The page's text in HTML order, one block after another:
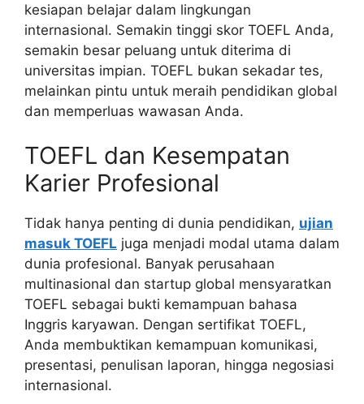
kesiapan belajar dalam lingkungan
internasional. Semakin tinggi skor TOEFL Anda,
semakin besar peluang untuk diterima di
universitas impian. TOEFL bukan sekadar tes,
melainkan pintu untuk meraih pendidikan global
dan memperluas wawasan Anda.
TOEFL dan Kesempatan
Karier Profesional
Tidak hanya penting di dunia pendidikan, ujian
masuk TOEFL juga menjadi modal utama dalam
dunia profesional. Banyak perusahaan
multinasional dan startup global mensyaratkan
TOEFL sebagai bukti kemampuan bahasa
Inggris karyawan. Dengan sertifikat TOEFL,
Anda membuktikan kemampuan komunikasi,
presentasi, penulisan laporan, hingga negosiasi
internasional.